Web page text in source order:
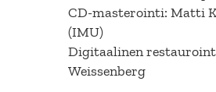
CD-masterointi: Matti
(IMU)
Digitaalinen
Weissenberg